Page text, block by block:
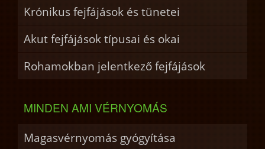
Krónikus fejfájások és tünetei
Akut fejfájások típusai és okai
Rohamokban jelentkező fejfájások
MINDEN AMI VÉRNYOMÁS
Magasvérnyomás gyógyítása